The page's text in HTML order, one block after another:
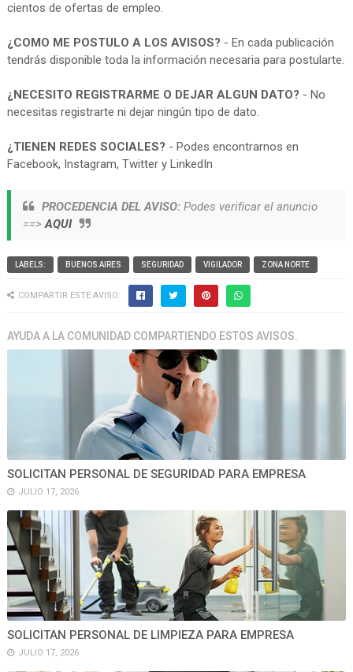
cientos de ofertas de empleo.
¿COMO ME POSTULO A LOS AVISOS? - En cada publicación
tendrás disponible toda la información necesaria para postularte.
¿NECESITO REGISTRARME O DEJAR ALGUN DATO? - No
necesitas registrarte ni dejar ningún tipo de dato.
¿TIENEN REDES SOCIALES? - Podes encontrarnos en
Facebook, Instagram, Twitter y LinkedIn
PROCEDENCIA DEL AVISO:Podes verificar el anuncio
==>AQUI
LABELS: BUENOS AIRES SEGURIDAD VIGILADOR ZONA NORTE
COMPARTIR ESTE AVISO:
AYUDA A LA COMUNIDAD COMPARTIENDO ESTOS AVISOS.
SOLICITAN PERSONAL DE SEGURIDAD PARA EMPRESA
JULIO 17, 2026
SOLICITAN PERSONAL DE LIMPIEZA PARA EMPRESA
JULIO 17, 2026